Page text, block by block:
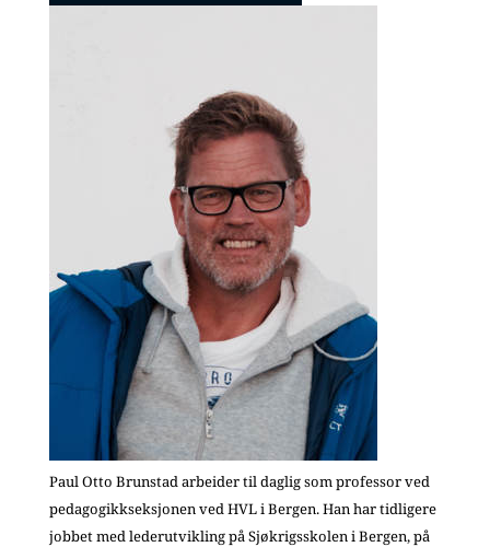
Paul Otto Brunstad arbeider til daglig som professor ved
pedagogikkseksjonen ved HVL i Bergen. Han har tidligere
jobbet med lederutvikling på Sjøkrigsskolen i Bergen, på